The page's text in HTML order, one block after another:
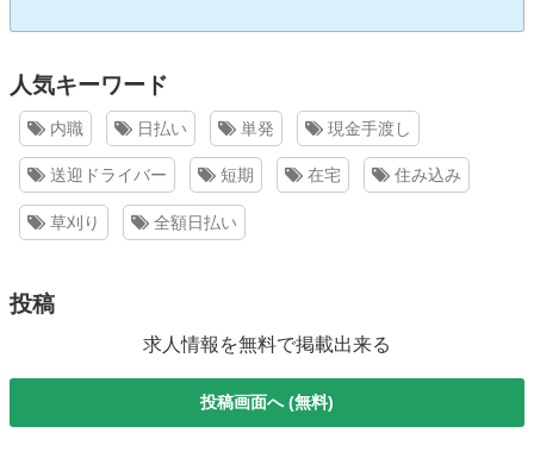
人気キーワード
内職 日払い 単発 現金手渡し
送迎ドライバー 短期 在宅 住み込み
草刈り 全額日払い
投稿
求人情報を無料で掲載出来る
投稿画面へ (無料)